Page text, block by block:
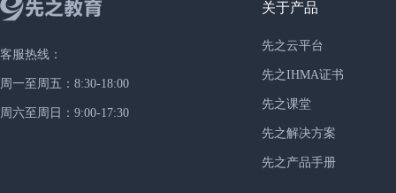
客服热线：
周一至周五：8:30-18:00
周六至周日：9:00-17:30
关于产品
先之云平台
先之IHMA证书
先之课堂
先之解决方案
先之产品手册